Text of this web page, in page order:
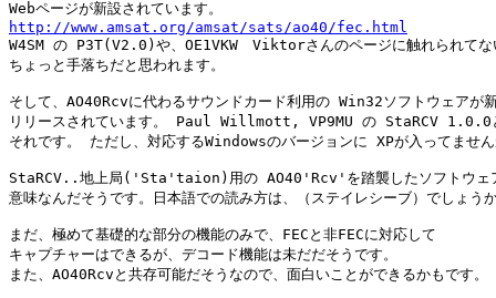
http://www.amsat.org/amsat/sats/ao40/fec.html
W4SM の P3T(V2.0)や、OE1VKW　Viktorさんのページに触れられてな
ちょっと手落ちだと思われます。
そして、AO40Rcvに代わるサウンドカード利用の Win32ソフトウェアが
リリースされています。 Paul Willmott, VP9MU の StaRCV 1.0.0
それです。 ただし、対応するWindowsのバージョンに XPが入ってませ
StaRCV..地上局('Sta'taion)用の AO40'Rcv'を踏襲したソフトウェ
意味なんだそうです。日本語での読み方は、（ステイレシーブ）でしょう
まだ、極めて基礎的な部分の機能のみで、FECと非FECに対応して
キャプチャーはできるが、デコード機能は未だだそうです。
また、AO40Rcvと共存可能だそうなので、面白いことができるかもです。